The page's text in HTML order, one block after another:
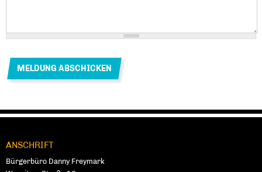
Fußbereich
ANSCHRIFT
Bürgerbüro Danny Freymark